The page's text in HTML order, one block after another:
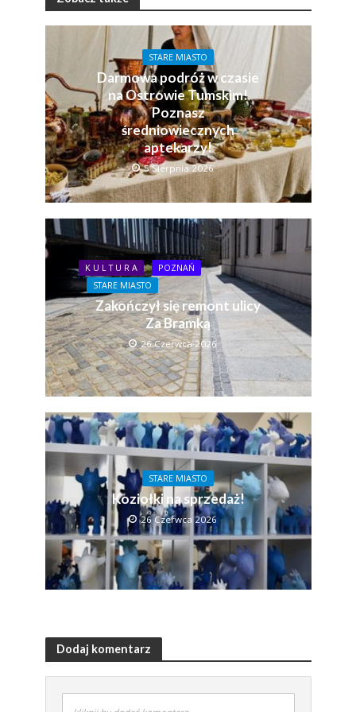
STARE MIASTO
Darmowa podróż w czasie
na Ostrowie Tumskim!
Poznasz
średniowiecznych
aptekarzy!
5 Sierpnia 2026
K U L T U R A
POZNAŃ
STARE MIASTO
Zakończył się remont ulicy
Za Bramką
26 Czerwca 2026
STARE MIASTO
Koziołki na sprzedaż!
26 Czerwca 2026
Dodaj komentarz